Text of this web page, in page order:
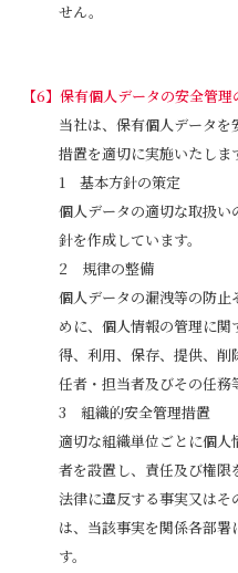
せん。
保有個人データの安全管
当社は、保有個人データ
措置を適切に実施いたしま
基本方針の策定
個人データの適切な取扱
針を作成しています。
規律の整備
個人データの漏洩等の防
めに、個人情報の管理に
得、利用、保存、提供、
任者・担当者及びその任務
組織的安全管理措置
適切な組織単位ごとに個
者を設置し、責任及び権限
法律に違反する事実又は
は、当該事実を関係各部
す。